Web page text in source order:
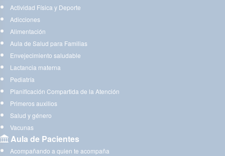
Actividad Física y Deporte
Adicciones
Alimentación
Aula de Salud para Familias
Envejecimiento saludable
Lactancia materna
Pediatría
Planificación Compartida de la Atención
Primeros auxilios
Salud y género
Vacunas
Aula de Pacientes
Acompañando a quien te acompaña